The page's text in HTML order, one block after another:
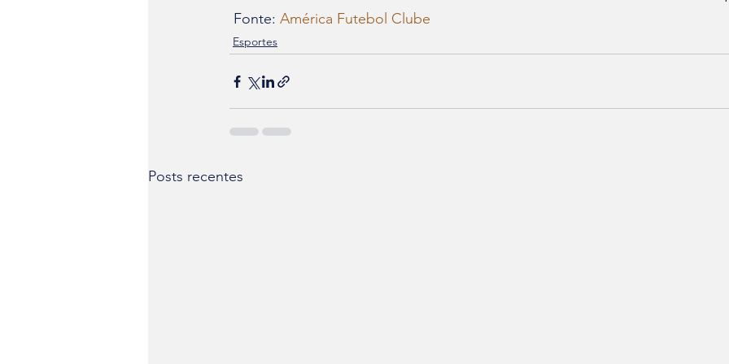
Fonte: América Futebol Clube
Esportes
Posts recentes